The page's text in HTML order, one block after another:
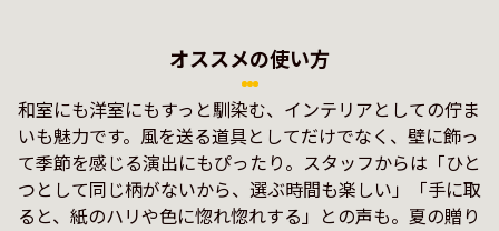
オススメの使い方
和室にも洋室にもすっと馴染む、インテリアとしての佇ま
いも魅力です。風を送る道具としてだけでなく、壁に飾っ
て季節を感じる演出にもぴったり。スタッフからは「ひと
つとして同じ柄がないから、選ぶ時間も楽しい」「手に取
ると、紙のハリや色に惚れ惚れする」との声も。夏の贈り